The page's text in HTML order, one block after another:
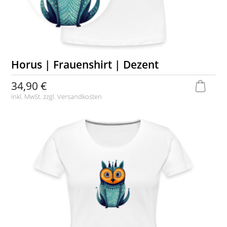
Horus | Frauenshirt | Dezent
34,90 €
inkl. MwSt. zzgl.Versandkosten